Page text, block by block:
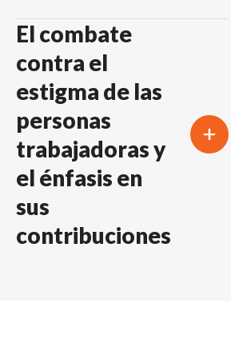
El combate
contra el
estigma de las
personas
trabajadoras y
el énfasis en
sus
contribuciones